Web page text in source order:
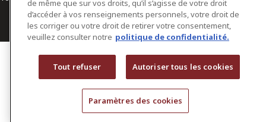
de même que sur vos droits, qu’il s’agisse de votre droit
d’accéder à vos renseignements personnels, votre droit de
les corriger ou votre droit de retirer votre consentement,
veuillez consulter notre politique de confidentialité.
Tout refuser Autoriser tous les cookies
Paramètres des cookies